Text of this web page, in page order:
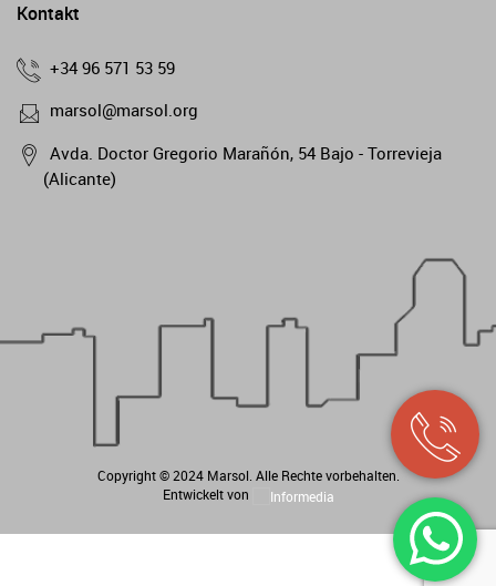
Kontakt
+34 96 571 53 59
marsol@marsol.org
Avda. Doctor Gregorio Marañón, 54 Bajo - Torrevieja
(Alicante)
Copyright © 2024 Marsol. Alle Rechte vorbehalten.
Entwickelt von